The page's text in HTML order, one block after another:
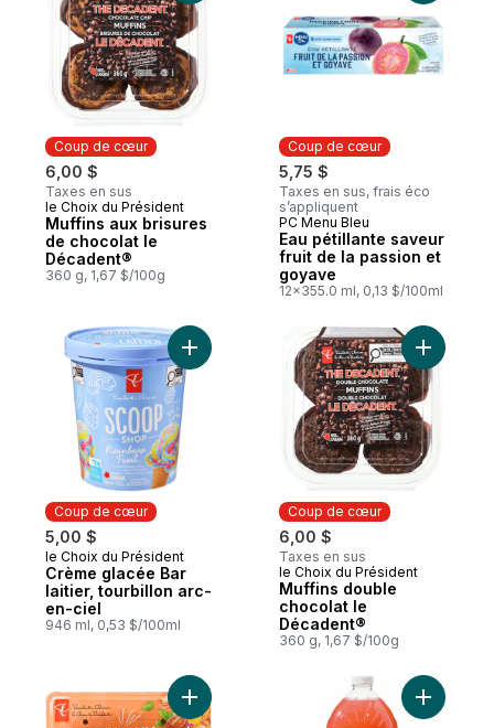
Coup de cœur
6,00 $
Taxes en sus
Coup de cœur
le Choix du Président
Muffins aux brisures
de chocolat le
Décadent®
360 g, 1,67 $/100g
Coup de cœur
5,75 $
Taxes en sus, frais éco
s’appliquent
Coup de cœur
PC Menu Bleu
Eau pétillante saveur
fruit de la passion et
goyave
12x355.0 ml, 0,13 $/100ml
Coup de cœur
5,00 $
Coup de cœur
le Choix du Président
Crème glacée Bar
laitier, tourbillon arc-
en-ciel
946 ml, 0,53 $/100ml
Ajouter Crème glacée Bar laitier,
Coup de cœur
6,00 $
Taxes en sus
Coup de cœur
le Choix du Président
Muffins double
chocolat le
Décadent®
360 g, 1,67 $/100g
Ajouter
Ajouter Tomates cerises Mixiany au
Ajouter